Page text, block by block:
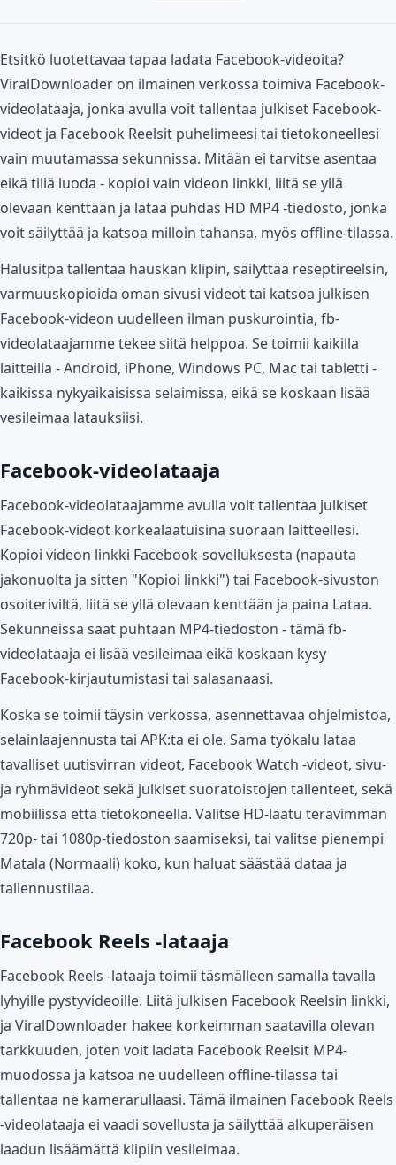
Etsitkö luotettavaa tapaa ladata Facebook-videoita?
ViralDownloader on ilmainen verkossa toimiva Facebook-
videolataaja, jonka avulla voit tallentaa julkiset Facebook-
videot ja Facebook Reelsit puhelimeesi tai tietokoneellesi
vain muutamassa sekunnissa. Mitään ei tarvitse asentaa
eikä tiliä luoda - kopioi vain videon linkki, liitä se yllä
olevaan kenttään ja lataa puhdas HD MP4 -tiedosto, jonka
voit säilyttää ja katsoa milloin tahansa, myös offline-tilassa.
Halusitpa tallentaa hauskan klipin, säilyttää reseptireelsin,
varmuuskopioida oman sivusi videot tai katsoa julkisen
Facebook-videon uudelleen ilman puskurointia, fb-
videolataajamme tekee siitä helppoa. Se toimii kaikilla
laitteilla - Android, iPhone, Windows PC, Mac tai tabletti -
kaikissa nykyaikaisissa selaimissa, eikä se koskaan lisää
vesileimaa latauksiisi.
Facebook-videolataaja
Facebook-videolataajamme avulla voit tallentaa julkiset
Facebook-videot korkealaatuisina suoraan laitteellesi.
Kopioi videon linkki Facebook-sovelluksesta (napauta
jakonuolta ja sitten "Kopioi linkki") tai Facebook-sivuston
osoiteriviltä, liitä se yllä olevaan kenttään ja paina Lataa.
Sekunneissa saat puhtaan MP4-tiedoston - tämä fb-
videolataaja ei lisää vesileimaa eikä koskaan kysy
Facebook-kirjautumistasi tai salasanaasi.
Koska se toimii täysin verkossa, asennettavaa ohjelmistoa,
selainlaajennusta tai APK:ta ei ole. Sama työkalu lataa
tavalliset uutisvirran videot, Facebook Watch -videot, sivu-
ja ryhmävideot sekä julkiset suoratoistojen tallenteet, sekä
mobiilissa että tietokoneella. Valitse HD-laatu terävimmän
720p- tai 1080p-tiedoston saamiseksi, tai valitse pienempi
Matala (Normaali) koko, kun haluat säästää dataa ja
tallennustilaa.
Facebook Reels -lataaja
Facebook Reels -lataaja toimii täsmälleen samalla tavalla
lyhyille pystyvideoille. Liitä julkisen Facebook Reelsin linkki,
ja ViralDownloader hakee korkeimman saatavilla olevan
tarkkuuden, joten voit ladata Facebook Reelsit MP4-
muodossa ja katsoa ne uudelleen offline-tilassa tai
tallentaa ne kamerarullaasi. Tämä ilmainen Facebook Reels
-videolataaja ei vaadi sovellusta ja säilyttää alkuperäisen
laadun lisäämättä klipiin vesileimaa.